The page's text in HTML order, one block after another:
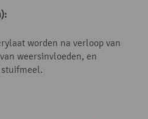
worden na verloop van
weersinvloeden, en